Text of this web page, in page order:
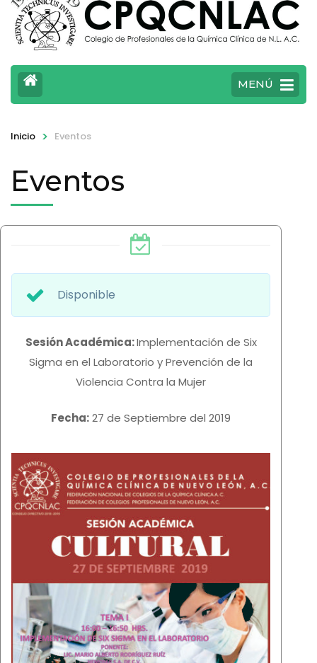
MENÚ
Inicio > Eventos
Eventos
Disponible
SesiónAcadémica:Implementación de Six
Sigma en el Laboratorio y Prevención de la
Violencia Contra la Mujer
Fecha:27 de Septiembre del 2019